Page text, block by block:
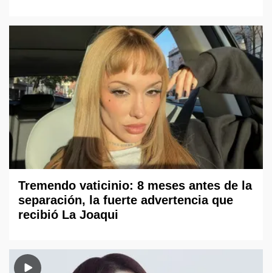
Tremendo vaticinio: 8 meses antes de la
separación, la fuerte advertencia que
recibió La Joaqui